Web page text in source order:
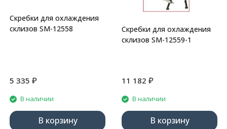
Скребки для охлаждения
склизов SM-12558
5 335 ₽
В наличии
В корзину
Скребки для охлаждения
склизов SM-12559-1
11 182 ₽
В наличии
В корзину